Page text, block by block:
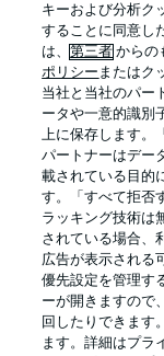
Official Partners
プライバシー
利用条件
求人
キーおよび分析ク
することに同意し
は、第三者 からの
ポリシー またはク
当社と当社のパー
ータや一意的識別
上に保存します。
パートナーはデー
載されている目的
す。「すべて拒否
ラッキング技術は
されている場合、
広告が表示される
優先設定を管理す
ーが開きますので
回したりできます
ます。詳細はプラ